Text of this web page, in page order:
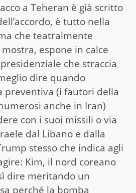
a Teheran è già scritto
è tutto nella
che teatralmente
espone in calce
che straccia
dire quando
preventiva (i fautori della
anche in Iran)
con i suoi missili o via
dal Libano e dalla
stesso che indica agli
Kim, il nord coreano
dire meritando un
perché la bomba